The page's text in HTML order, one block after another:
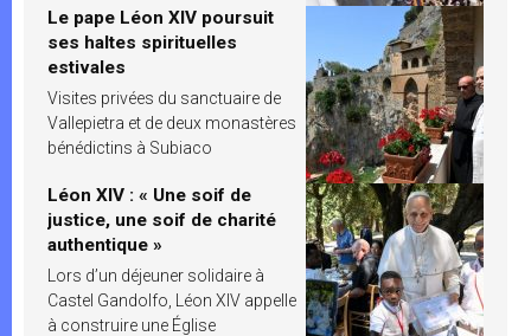
Le pape Léon XIV poursuit
ses haltes spirituelles
estivales
Visites privées du sanctuaire de
Vallepietra et de deux monastères
bénédictins à Subiaco
Léon XIV : « Une soif de
justice, une soif de charité
authentique »
Lors d’un déjeuner solidaire à
Castel Gandolfo, Léon XIV appelle
à construire une Église